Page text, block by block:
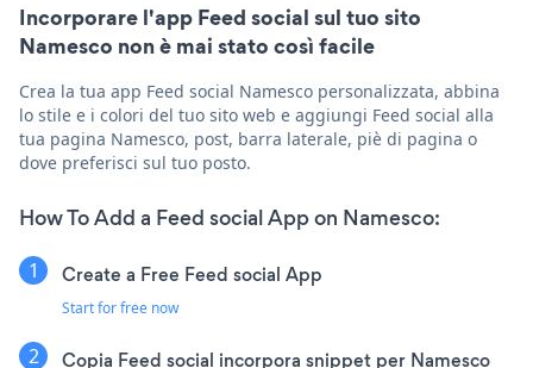
Incorporare l'app Feed social sul tuo sito
Namesco non è mai stato così facile
Crea la tua app Feed social Namesco personalizzata, abbina
lo stile e i colori del tuo sito web e aggiungi Feed social alla
tua pagina Namesco, post, barra laterale, piè di pagina o
dove preferisci sul tuo posto.
How To Add a Feed social App on Namesco:
Create a Free Feed social App
Start for free now
Copia Feed social incorpora snippet per Namesco